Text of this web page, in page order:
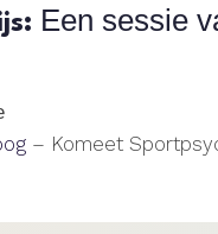
Een sessie
– Komeet